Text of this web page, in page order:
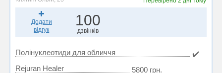
Додати
відгук
100
дзвінків
Полінуклеотиди для обличчя
✔️
Rejuran Healer
5800 грн.